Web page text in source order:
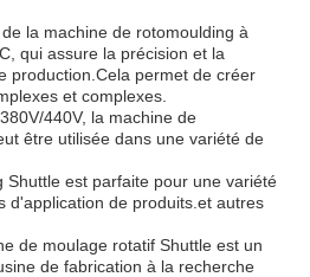
la machine de rotomoulding à
qui assure la précision et la
production.Cela permet de créer
et complexes.
440V, la machine de
être utilisée dans une variété de
Shuttle est parfaite pour une variété
d'application de produits.et autres
de moulage rotatif Shuttle est un
de fabrication à la recherche